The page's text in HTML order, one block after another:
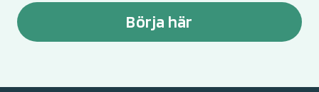
Börja här